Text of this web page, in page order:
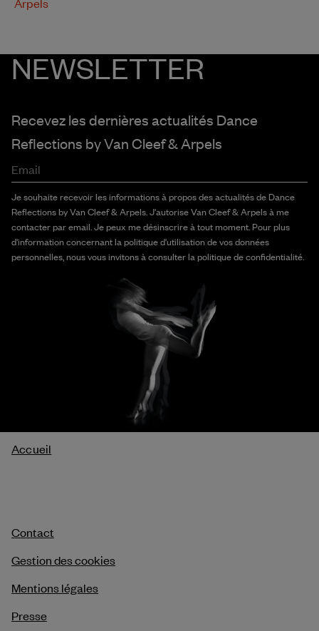
Arpels
NEWSLETTER
Recevez les dernières actualités Dance
Reflections byVan Cleef & Arpels
Email
Je souhaite recevoir les informations à propos des actualités de Dance
Reflections by Van Cleef & Arpels. J'autorise Van Cleef & Arpels à me
contacter par email. Je peux me désinscrire à tout moment. Pour plus
d'information concernant la politique d'utilisation de vos données
personnelles, nous vous invitons à consulter la politique de confidentialité.
Fil
Accueil
Contact
Gestion des cookies
Mentions légales
Presse